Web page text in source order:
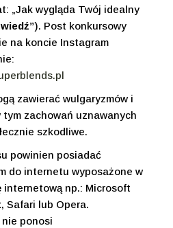
„Jak wygląda Twój idealny
). Post konkursowy
na koncie Instagram
zawierać wulgaryzmów i
zachowań uznawanych
szkodliwe.
powinien posiadać
do internetu wyposażone w
internetową np.: Microsoft
Safari lub Opera.
ponosi